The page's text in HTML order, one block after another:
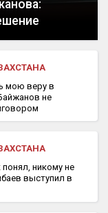
мою веру в
не
никому не
выступил в